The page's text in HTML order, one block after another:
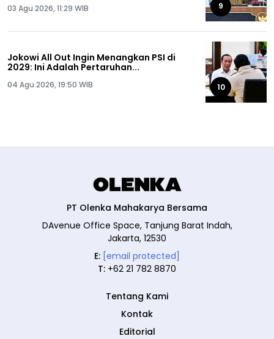
03 Agu 2026, 11:29 WIB 9
Jokowi All Out Ingin Menangkan PSI di
2029: Ini Adalah Pertaruhan...
04 Agu 2026, 19:50 WIB 10
PT Olenka Mahakarya Bersama
DAvenue Office Space, Tanjung Barat Indah,
Jakarta, 12530
E: [email protected]
T: +62 21 782 8870
Tentang Kami
Kontak
Editorial